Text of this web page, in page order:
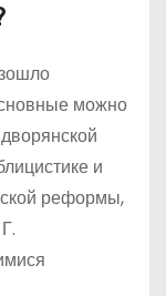
можно
и
реформы,